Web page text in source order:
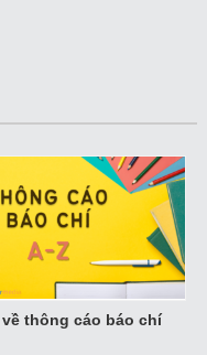
về thông cáo báo chí